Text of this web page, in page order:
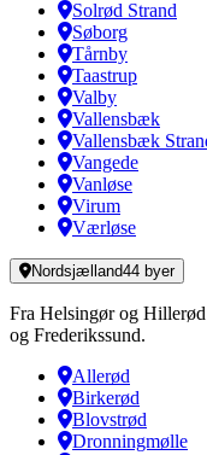
Solrød Strand
Søborg
Tårnby
Taastrup
Valby
Vallensbæk
Vallensbæk
Vangede
Vanløse
Virum
Værløse
Nordsjælland44 byer
Fra Helsingør og
og Frederikssund.
Allerød
Birkerød
Blovstrød
Dronningmølle